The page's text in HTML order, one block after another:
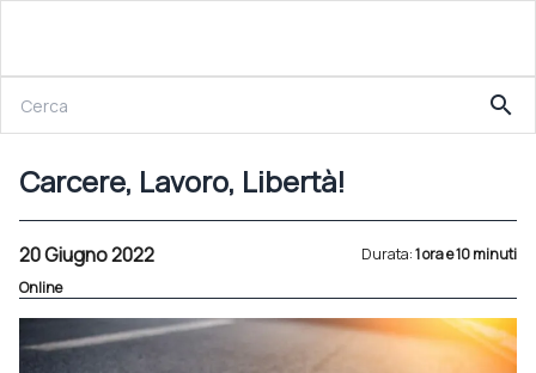
Carcere, Lavoro, Libertà!
search
Carcere, Lavoro, Libertà!
20 Giugno 2022 Durata:1 ora e 10 minuti
Online